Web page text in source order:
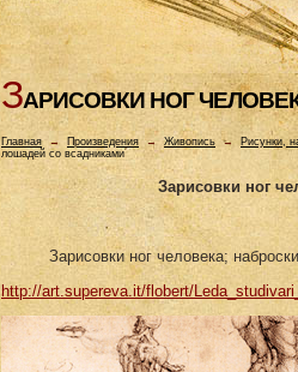
ЗАРИСОВКИ HОГ
Главная→ Произведения → Живопись → Рисунки,
лошадей со всадниками
Зарисовки ног
Зарисовки ног человека;
http://art.supereva.it/flobert/